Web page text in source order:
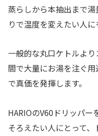
蒸らしから本抽出まで
りで温度を変えたい人に
一般的な丸口ケトルよ
間で大量にお湯を注ぐ
で真価を発揮します。
HARIOのV60ドリッパー
そろえたい人にとって